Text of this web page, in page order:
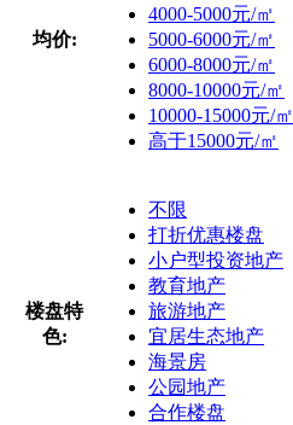
均价:
4000-5000元/㎡
5000-6000元/㎡
6000-8000元/㎡
8000-10000元/㎡
10000-15000元/㎡
高于15000元/㎡
楼盘特
色:
不限
打折优惠楼盘
小户型投资地产
教育地产
旅游地产
宜居生态地产
海景房
公园地产
合作楼盘